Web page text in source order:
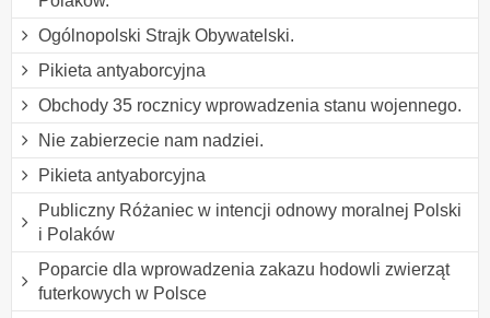
Ogólnopolski Strajk Obywatelski.
Pikieta antyaborcyjna
Obchody 35 rocznicy wprowadzenia stanu wojennego.
Nie zabierzecie nam nadziei.
Pikieta antyaborcyjna
Publiczny Różaniec w intencji odnowy moralnej Polski
i Polaków
Poparcie dla wprowadzenia zakazu hodowli zwierząt
futerkowych w Polsce